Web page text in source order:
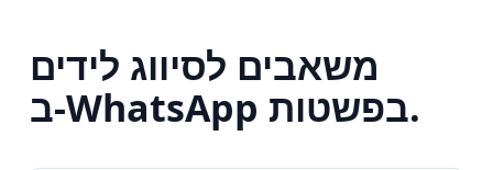
משאבים לסיווג לידים
ב‑WhatsApp בפשטות.